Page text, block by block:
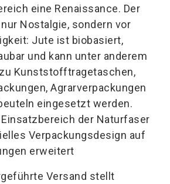
eine Renaissance. Der
Nostalgie, sondern vor
Jute ist biobasiert,
und kann unter anderem
Kunststofftragetaschen,
Agrarverpackungen
eingesetzt werden.
der Naturfaser
Verpackungsdesign auf
erweitert
Versand stellt